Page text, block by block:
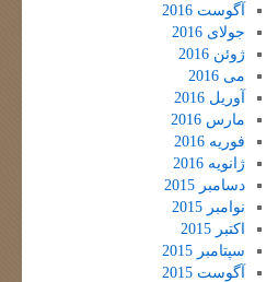
آگوست 2016
جولای 2016
ژوئن 2016
می 2016
آوریل 2016
مارس 2016
فوریه 2016
ژانویه 2016
دسامبر 2015
نوامبر 2015
اکتبر 2015
سپتامبر 2015
آگوست 2015